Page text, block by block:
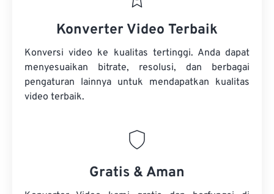
Konverter Video Terbaik
Konversi video ke kualitas tertinggi. Anda dapat
menyesuaikan bitrate, resolusi, dan berbagai
pengaturan lainnya untuk mendapatkan kualitas
video terbaik.
Gratis & Aman